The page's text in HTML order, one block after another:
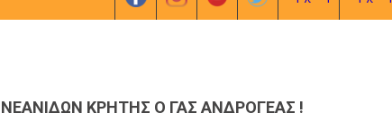
ΚΡΗΤΗΣ Ο ΓΑΣ ΑΝΔΡΟΓΕΑΣ !